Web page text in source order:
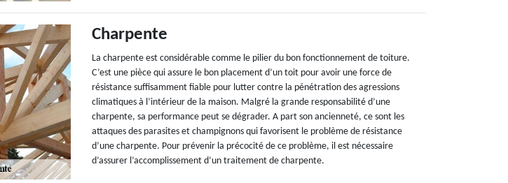
Charpente
La charpente est considérable comme le pilier du bon fonctionnement de toiture.
C’est une pièce qui assure le bon placement d’un toit pour avoir une force de
résistance suffisamment fiable pour lutter contre la pénétration des agressions
climatiques à l’intérieur de la maison. Malgré la grande responsabilité d’une
charpente, sa performance peut se dégrader. A part son ancienneté, ce sont les
attaques des parasites et champignons qui favorisent le problème de résistance
d’une charpente. Pour prévenir la précocité de ce problème, il est nécessaire
d’assurer l’accomplissement d’un traitement de charpente.